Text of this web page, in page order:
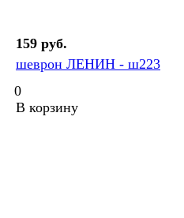
159 руб.
шеврон ЛЕНИН - ш223
0
В корзину